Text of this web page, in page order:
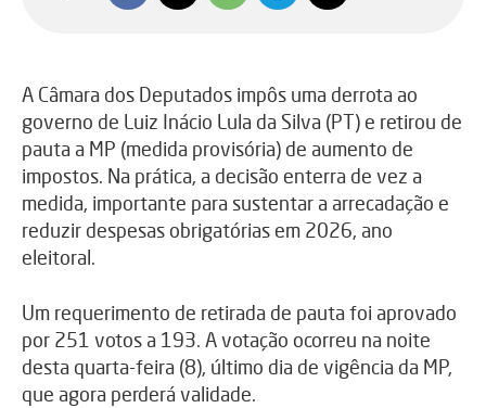
A Câmara dos Deputados impôs uma derrota ao
governo de Luiz Inácio Lula da Silva (PT) e retirou de
pauta a MP (medida provisória) de aumento de
impostos. Na prática, a decisão enterra de vez a
medida, importante para sustentar a arrecadação e
reduzir despesas obrigatórias em 2026, ano
eleitoral.
Um requerimento de retirada de pauta foi aprovado
por 251 votos a 193. A votação ocorreu na noite
desta quarta-feira (8), último dia de vigência da MP,
que agora perderá validade.